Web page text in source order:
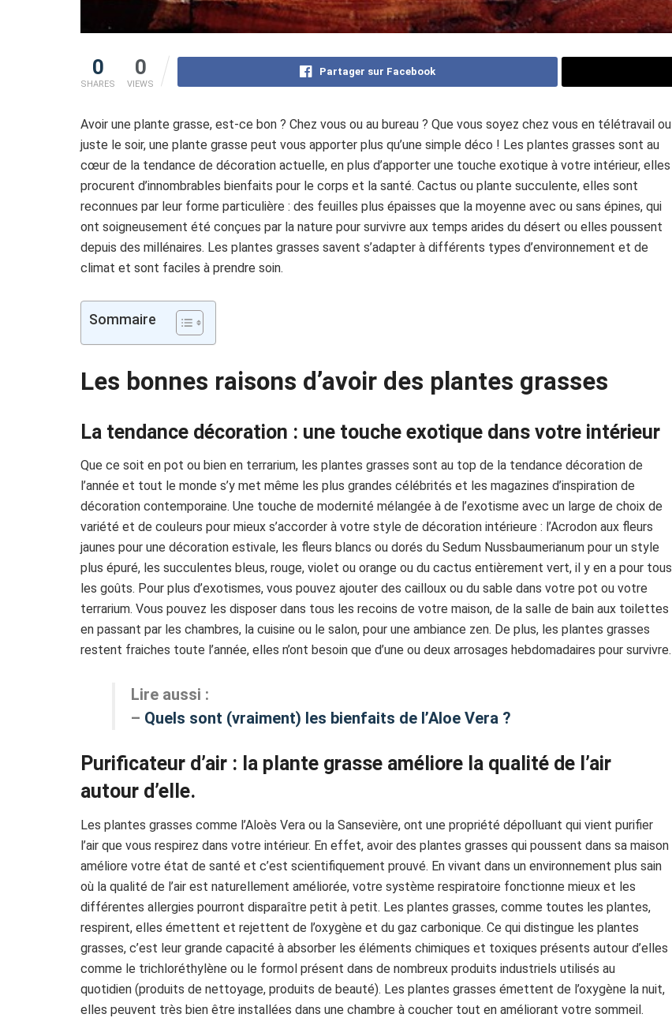
0
SHARES
0
VIEWS
Partager sur Facebook
Avoir une plante grasse, est-ce bon ? Chez vous ou au bureau ? Que vous soyez chez vous en télétravail ou
juste le soir, une plante grasse peut vous apporter plus qu’une simple déco ! Les plantes grasses sont au
cœur de la tendance de décoration actuelle, en plus d’apporter une touche exotique à votre intérieur, elles
procurent d’innombrables bienfaits pour le corps et la santé. Cactus ou plante succulente, elles sont
reconnues par leur forme particulière : des feuilles plus épaisses que la moyenne avec ou sans épines, qui
ont soigneusement été conçues par la nature pour survivre aux temps arides du désert ou elles poussent
depuis des millénaires. Les plantes grasses savent s’adapter à différents types d’environnement et de
climat et sont faciles à prendre soin.
Sommaire
Les bonnes raisons d’avoir des plantes grasses
La tendance décoration : une touche exotique dans votre intérieur
Que ce soit en pot ou bien en terrarium, les plantes grasses sont au top de la tendance décoration de
l’année et tout le monde s’y met même les plus grandes célébrités et les magazines d’inspiration de
décoration contemporaine. Une touche de modernité mélangée à de l’exotisme avec un large de choix de
variété et de couleurs pour mieux s’accorder à votre style de décoration intérieure : l’Acrodon aux fleurs
jaunes pour une décoration estivale, les fleurs blancs ou dorés du Sedum Nussbaumerianum pour un style
plus épuré, les succulentes bleus, rouge, violet ou orange ou du cactus entièrement vert, il y en a pour tous
les goûts. Pour plus d’exotismes, vous pouvez ajouter des cailloux ou du sable dans votre pot ou votre
terrarium. Vous pouvez les disposer dans tous les recoins de votre maison, de la salle de bain aux toilettes
en passant par les chambres, la cuisine ou le salon, pour une ambiance zen. De plus, les plantes grasses
restent fraiches toute l’année, elles n’ont besoin que d’une ou deux arrosages hebdomadaires pour survivre.
Lire aussi :
– Quels sont (vraiment) les bienfaits de l’Aloe Vera ?
Purificateur d’air : la plante grasse améliore la qualité de l’air
autour d’elle.
Les plantes grasses comme l’Aloès Vera ou la Sansevière, ont une propriété dépolluant qui vient purifier
l’air que vous respirez dans votre intérieur. En effet, avoir des plantes grasses qui poussent dans sa maison
améliore votre état de santé et c’est scientifiquement prouvé. En vivant dans un environnement plus sain
où la qualité de l’air est naturellement améliorée, votre système respiratoire fonctionne mieux et les
différentes allergies pourront disparaître petit à petit. Les plantes grasses, comme toutes les plantes,
respirent, elles émettent et rejettent de l’oxygène et du gaz carbonique. Ce qui distingue les plantes
grasses, c’est leur grande capacité à absorber les éléments chimiques et toxiques présents autour d’elles
comme le trichloréthylène ou le formol présent dans de nombreux produits industriels utilisés au
quotidien (produits de nettoyage, produits de beauté). Les plantes grasses émettent de l’oxygène la nuit,
elles peuvent très bien être installées dans une chambre à coucher tout en améliorant votre sommeil.